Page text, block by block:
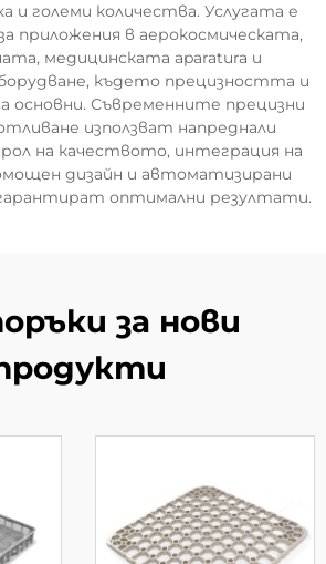
и големи количества. Услугата е
приложения в аерокосмическата,
медицинската aparatura и
където прецизността и
основни. Съвременните прецизни
използват напреднали
на качеството, интеграция на
дизайн и автоматизирани
оптимални резултати.
за нови